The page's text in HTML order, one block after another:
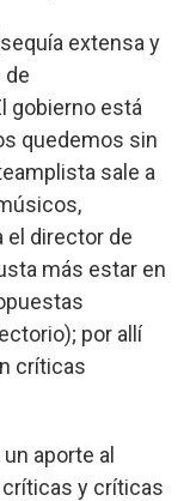
extensa y
de
gobierno está
quedemos sin
sale a
el director de
más estar en
por allí
críticas
aporte al
críticas y críticas